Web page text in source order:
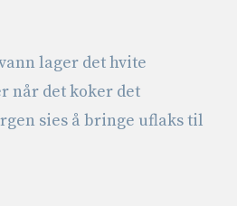
lager det hvite
når det koker det
sies å bringe uflaks til